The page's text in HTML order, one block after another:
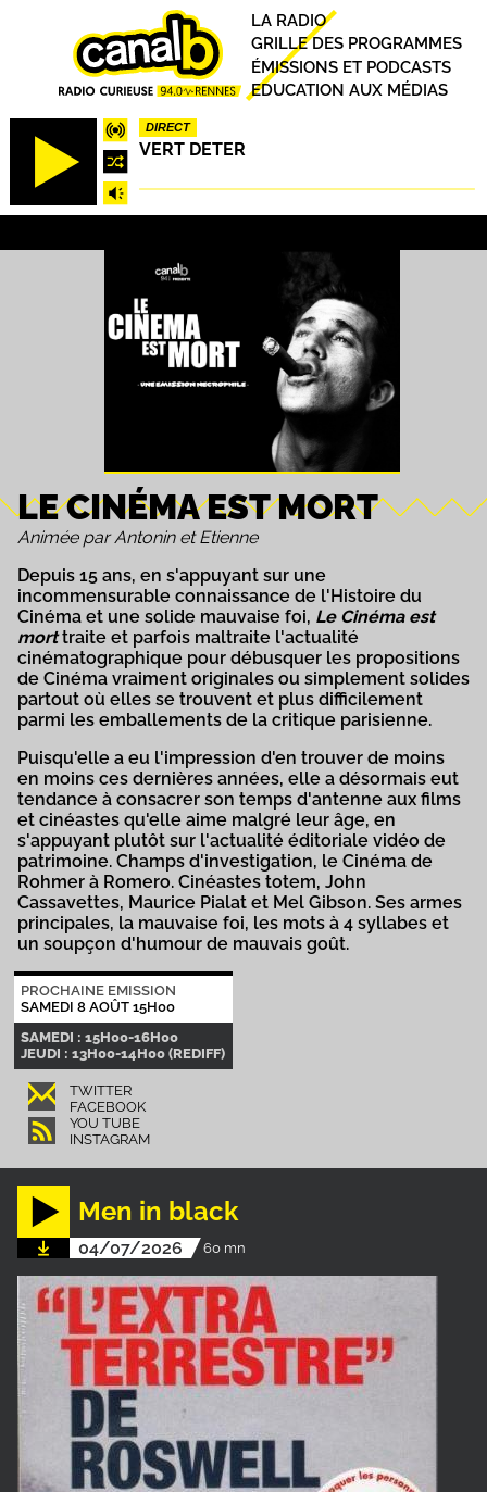
DIRECT
VERT DETER
Principal
LA RADIO
GRILLE DES PROGRAMMES
ÉMISSIONS ET PODCASTS
EDUCATION AUX MÉDIAS
LE CINÉMA EST MORT
Animée par Antonin et Etienne
Depuis 15 ans, en s'appuyant sur une
incommensurable connaissance de l'Histoire du
Cinéma et une solide mauvaise foi, Le Cinéma est
morttraite et parfois maltraite l'actualité
cinématographique pour débusquer les propositions
de Cinéma vraiment originales ou simplement solides
partout où elles se trouvent et plus difficilement
parmi les emballements de la critique parisienne.
Puisqu'elle a eu l'impression d'en trouver de moins
en moins ces dernières années, elle a désormais eut
tendance à consacrer son temps d'antenne aux films
et cinéastes qu'elle aime malgré leur âge, en
s'appuyant plutôt sur l'actualité éditoriale vidéo de
patrimoine. Champs d'investigation, le Cinéma de
Rohmer à Romero. Cinéastes totem, John
Cassavettes, Maurice Pialat et Mel Gibson. Ses armes
principales, la mauvaise foi, les mots à 4 syllabes et
un soupçon d'humour de mauvais goût.
PROCHAINE EMISSION
SAMEDI 8 AOÛT 15H00
SAMEDI : 15H00-16H00
JEUDI : 13H00-14H00 (REDIFF)
TWITTER
FACEBOOK
YOU TUBE
INSTAGRAM
Men in black
04/07/2026 60 mn